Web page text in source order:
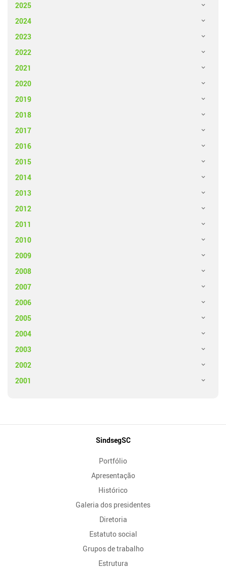
2025
2024
2023
2022
2021
2020
2019
2018
2017
2016
2015
2014
2013
2012
2011
2010
2009
2008
2007
2006
2005
2004
2003
2002
2001
SindsegSC
Portfólio
Apresentação
Histórico
Galeria dos presidentes
Diretoria
Estatuto social
Grupos de trabalho
Estrutura